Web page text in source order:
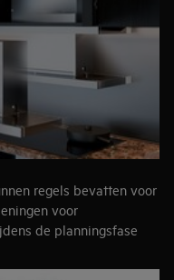
regels bevatten voor
voor
de planningsfase
kracht zijn.